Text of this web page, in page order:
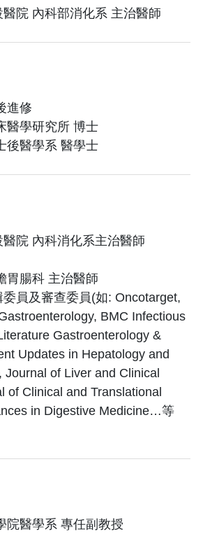
院 內科部消化系 主治醫師
進修
醫學研究所 博士
後醫學系 醫學士
院 內科消化系主治醫師
胃腸科 主治醫師
員及審查委員(如: Oncotarget,
BMC Infectious
Gastroenterology &
Updates in Hepatology and
Journal of Liver and Clinical
of Clinical and Translational
in Digestive Medicine…等
院醫學系 專任副教授